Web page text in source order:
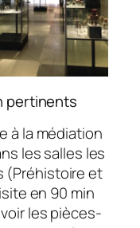
pertinents
à la médiation
les salles les
(Préhistoire et
en 90 min
les pièces-